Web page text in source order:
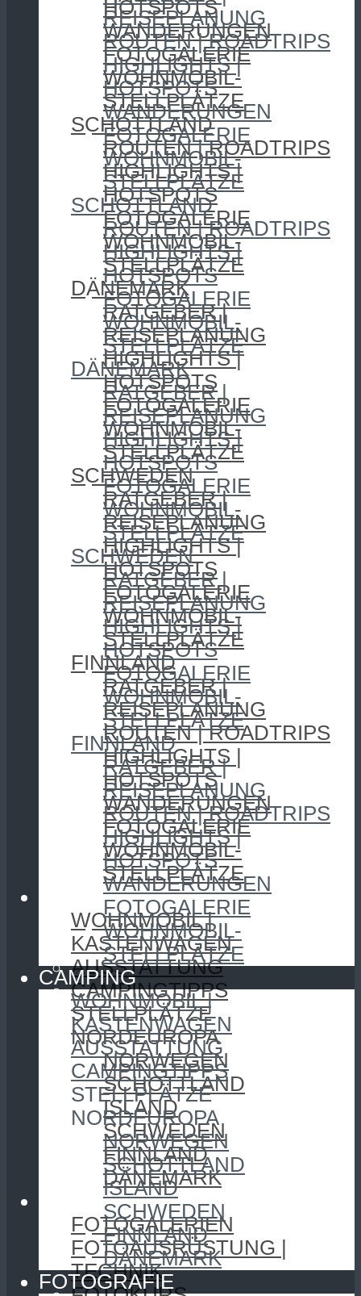
HOTSPOTS
WANDERUNGEN
FOTOGALERIE
WOHNMOBIL-
STELLPLÄTZE
SCHOTTLAND
ROUTEN | ROADTRIPS
HIGHLIGHTS |
HOTSPOTS
FOTOGALERIE
WOHNMOBIL-
STELLPLÄTZE
DÄNEMARK
RATGEBER |
REISEPLANUNG
HIGHLIGHTS |
HOTSPOTS
FOTOGALERIE
WOHNMOBIL-
STELLPLÄTZE
SCHWEDEN
RATGEBER |
REISEPLANUNG
HIGHLIGHTS |
HOTSPOTS
FOTOGALERIE
WOHNMOBIL-
STELLPLÄTZE
FINNLAND
RATGEBER |
REISEPLANUNG
ROUTEN | ROADTRIPS
HIGHLIGHTS |
HOTSPOTS
WANDERUNGEN
FOTOGALERIE
WOHNMOBIL-
STELLPLÄTZE
CAMPING
WOHNMOBIL |
KASTENWAGEN
AUSSTATTUNG
CAMPINGTIPPS
STELLPLÄTZE
NORDEUROPA
NORWEGEN
SCHOTTLAND
ISLAND
SCHWEDEN
FINNLAND
DÄNEMARK
FOTOGRAFIE
FOTOGALERIEN
FOTOAUSRÜSTUNG |
TECHNIK
REISEPLANUNG
ROUTEN | ROADTRIPS
HIGHLIGHTS |
HOTSPOTS
WANDERUNGEN
FOTOGALERIE
WOHNMOBIL-
STELLPLÄTZE
SCHOTTLAND
ROUTEN | ROADTRIPS
HIGHLIGHTS |
HOTSPOTS
FOTOGALERIE
WOHNMOBIL-
STELLPLÄTZE
DÄNEMARK
RATGEBER |
REISEPLANUNG
HIGHLIGHTS |
HOTSPOTS
FOTOGALERIE
WOHNMOBIL-
STELLPLÄTZE
SCHWEDEN
RATGEBER |
REISEPLANUNG
HIGHLIGHTS |
HOTSPOTS
FOTOGALERIE
WOHNMOBIL-
STELLPLÄTZE
FINNLAND
RATGEBER |
REISEPLANUNG
ROUTEN | ROADTRIPS
HIGHLIGHTS |
HOTSPOTS
WANDERUNGEN
FOTOGALERIE
WOHNMOBIL-
STELLPLÄTZE
CAMPING
WOHNMOBIL |
KASTENWAGEN
AUSSTATTUNG
CAMPINGTIPPS
STELLPLÄTZE
NORDEUROPA
NORWEGEN
SCHOTTLAND
ISLAND
SCHWEDEN
FINNLAND
DÄNEMARK
FOTOGRAFIE